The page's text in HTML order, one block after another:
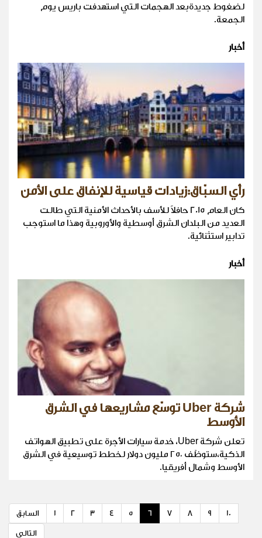
لضغوط جديدةبعد الهجمات التي استهدفت باريس يوم
الجمعة.
أخبار
رأي السبّاق:زيادات قياسية للإنفاق على الأمن
كان العام 2015 حافلاً للأسف بالأحداث الأمنية التي طالت
العديد من البلدان الشرق أوسطية والأوروبية وهذا ما استوجب
تدابير استثنائية.
أخبار
شركة Uber توسّع مشاريعها في الشرق
الأوسط
تعلن شركة Uber، خدمة سيارات الأجرة على تطبيق الهواتف
الذكية،ستوظّف ٢٥٠ مليون دولار لخطط توسيعية في الشرق
الأوسط وشمال أفريقيا.
السابق 1 2 3 4 5 6 7 8 9 10
التالي